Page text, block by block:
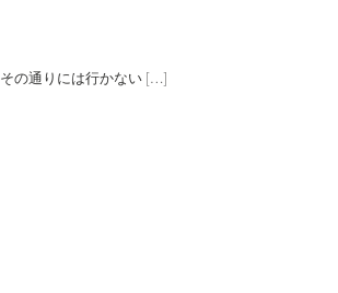
の通りには行かない […]